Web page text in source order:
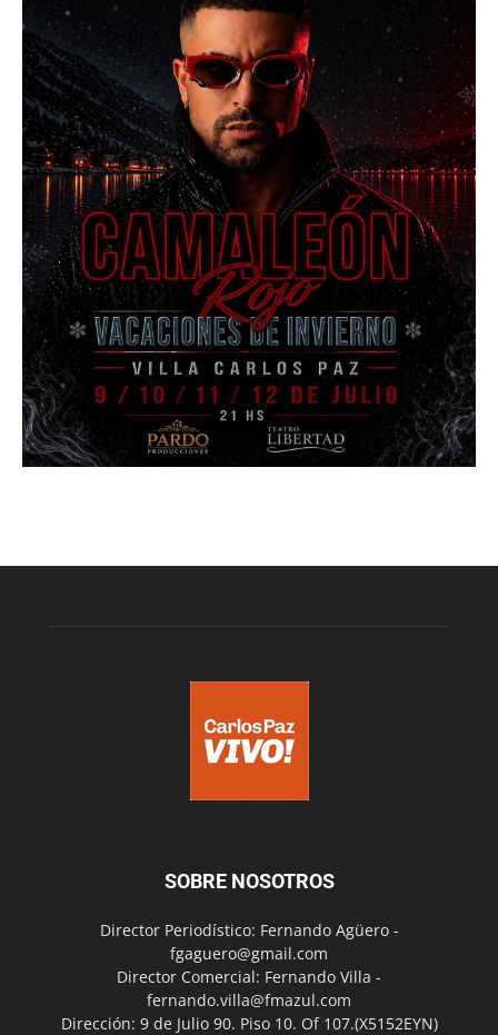
SOBRE NOSOTROS
Director Periodístico: Fernando Agüero -
fgaguero@gmail.com
Director Comercial: Fernando Villa -
fernando.villa@fmazul.com
Dirección: 9 de Julio 90. Piso 10. Of 107.(X5152EYN)